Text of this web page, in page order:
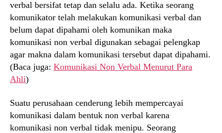
verbal bersifat tetap dan selalu ada. Ketika seorang
komunikator telah melakukan komunikasi verbal dan
belum dapat dipahami oleh komunikan maka
komunikasi non verbal digunakan sebagai pelengkap
agar makna dalam komunikasi tersebut dapat dipahami.
(Baca juga: Komunikasi Non Verbal Menurut Para
Ahli)
Suatu perusahaan cenderung lebih mempercayai
komunikasi dalam bentuk non verbal karena
komunikasi non verbal tidak menipu. Seorang